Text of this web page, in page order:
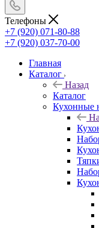
Телефоны
+7 (920) 071-80-88
+7 (920) 037-70-00
Главная
Каталог
Назад
Каталог
Кухонные